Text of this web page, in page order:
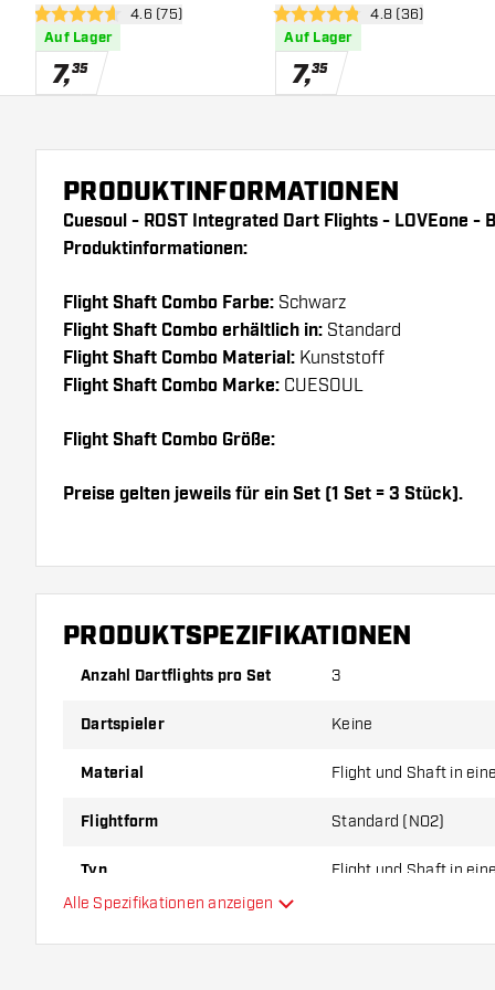
Shape - Dart FlightsBewertungsbereich öffnen
4.6 Bewertungssterne
4.6 (75)
Auf Lager
7,35
Shape - Dart Flights
4.8 Bewertungssterne
4.8 (36)
Auf Lager
7,35
PRODUKTINFORMATIONEN
Cuesoul - ROST Integrated Dart Flights - LOVEone -
Produktinformationen:
Flight Shaft Combo Farbe: Schwarz
Flight Shaft Combo erhältlich in: Standard
Flight Shaft Combo Material: Kunststoff
Flight Shaft Combo Marke: CUESOUL
Flight Shaft Combo Größe:
Preise gelten jeweils für ein Set (1 Set = 3 Stück).
durch Gebrauch abnutzen oder brechen.
Dicke der Flights aus, um herauszufinden, welche
PRODUKTSPEZIFIKATIONEN
Anzahl Dartflights pro Set 3
Dartspieler Keine
Material Flight und Shaft in
Flightform Standard (NO2)
Typ Flight und Shaft in
Alle Spezifikationen anzeigen